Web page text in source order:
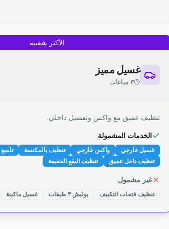
الأكثر شعبية
غسيل مميز
٣ ساعات
تنظيف عميق مع واكس وتفصيل داخلي.
الخدمات المشمولة
غسيل خارجي واكس خارجي تنظيف بالمكنسة تلميع
تنظيف داخل عميق
تنظيف البقع الخفيفة
غير مشمول
تنظيف فتحات التكييف بوليش ٣ طبقات غسيل ماكينة